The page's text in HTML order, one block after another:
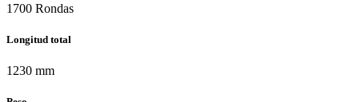
1700 Rondas
Longitud total
1230 mm